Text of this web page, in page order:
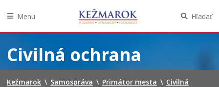
obsah
Menu Hľadať
Civilná ochrana
Kežmarok \ Samospráva \ Primátor mesta \ Civilná